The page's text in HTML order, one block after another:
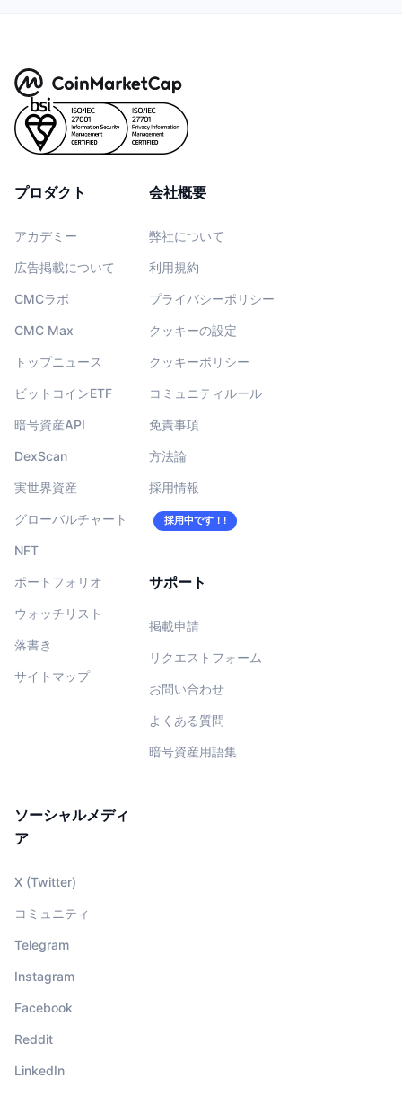
プロダクト
アカデミー
広告掲載について
CMCラボ
CMC Max
トップニュース
ビットコインETF
暗号資産API
DexScan
実世界資産
グローバルチャート
NFT
ポートフォリオ
ウォッチリスト
落書き
サイトマップ
会社概要
弊社について
利用規約
プライバシーポリシー
クッキーの設定
クッキーポリシー
コミュニティルール
免責事項
方法論
採用情報
採用中です！!
サポート
掲載申請
リクエストフォーム
お問い合わせ
よくある質問
暗号資産用語集
ソーシャルメディ
ア
X (Twitter)
コミュニティ
Telegram
Instagram
Facebook
Reddit
LinkedIn